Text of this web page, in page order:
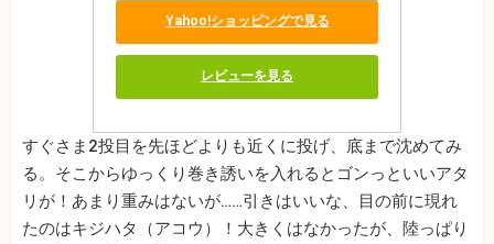
Yahoo!ショッピングで見る
レビューを見る
すぐさま2投目を先ほどよりも近くに投げ、底まで沈めてみ
る。そこからゆっくり巻き誘いを入れるとゴンっといいアタ
リが！あまり重みはないが……引きはいいな、目の前に現れ
たのはキジハタ（アコウ）！大きくはなかったが、陸っぱり